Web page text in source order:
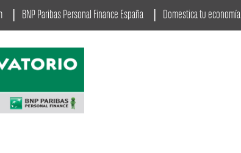
BNP Paribas Personal Finance España Domestica tu economía